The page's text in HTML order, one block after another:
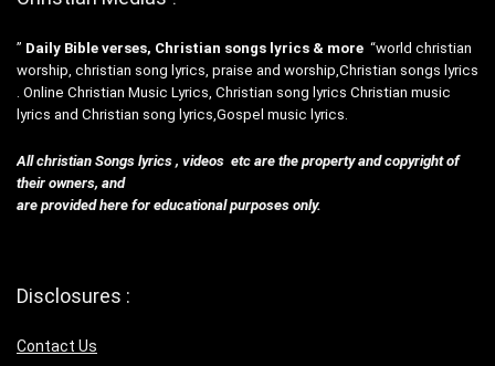
” Daily Bible verses, Christian songs lyrics & more “world christian
worship, christian song lyrics, praise and worship,Christian songs lyrics
. Online Christian Music Lyrics, Christian song lyrics Christian music
lyrics and Christian song lyrics,Gospel music lyrics.
All christian Songs lyrics , videos etc are the property and copyright of
their owners, and
are provided here for educational purposes only.
Disclosures :
Contact Us